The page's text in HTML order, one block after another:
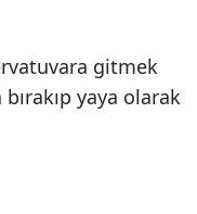
gitmek
yaya olarak